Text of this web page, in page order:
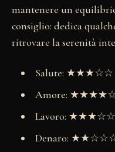
mantenere un
consiglio: dedica
ritrovare la serenità
Salute: ★★★☆☆
Amore:
Lavoro: ★★★☆☆
Denaro: